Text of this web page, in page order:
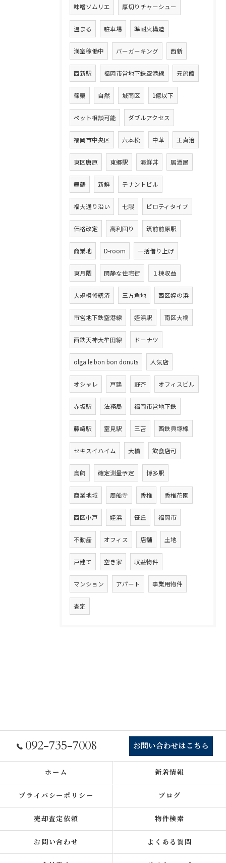
味噌ソムリエ 厚切りチャーシュー
温まる 駐車場 準耐火構造
満室稼働中 バーガーキング 西新
西新駅 福岡市営地下鉄空港線 元旅館
篠栗 自然 城南区 1億以下
ペット相談可能 ダブルアクセス
福岡市中央区 六本松 中華 王貞治
東区唐原 東郷駅 海鮮丼 居酒屋
舞鶴 新鮮 テナントビル
福大通り沿い 七隈 ピロティタイプ
価格改定 高利回り 筑前前原駅
商業地 D-room 一括借り上げ
東月隈 閑静な住宅街 １棟収益
大規模修繕済 三方角地 西区姪の浜
市営地下鉄空港線 姪浜駅 南区大橋
西鉄天神大牟田線 ドーナツ
olga le bon bon donuts 人気店
オシャレ 戸建 野芥 オフィスビル
赤坂駅 法務局 福岡市営地下鉄
藤崎駅 室見駅 三苫 西鉄貝塚線
セキスイハイム 大橋 飲食店可
鳥飼 確定測量予定 博多駅
商業地域 周船寺 香椎 香椎花園
西区小戸 姪浜 笹丘 福岡市
不動産 オフィス 店舗 土地
戸建て 空き家 収益物件
マンション アパート 事業用物件
査定
092-735-7008 お問い合わせはこちら
ホーム 新着情報
プライバシーポリシー ブログ
売却査定依頼 物件検索
お問い合わせ よくある質問